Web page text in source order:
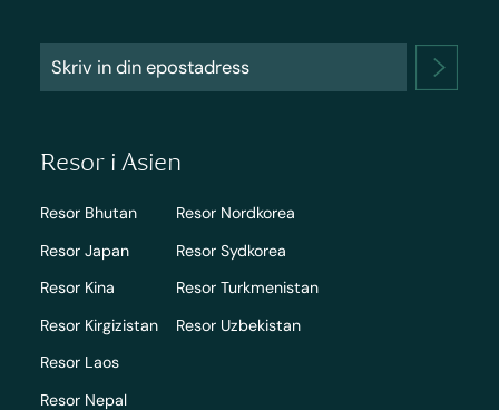
Resor i Asien
Resor Bhutan
Resor Japan
Resor Kina
Resor Kirgizistan
Resor Laos
Resor Nepal
Resor Nordkorea
Resor Sydkorea
Resor Turkmenistan
Resor Uzbekistan